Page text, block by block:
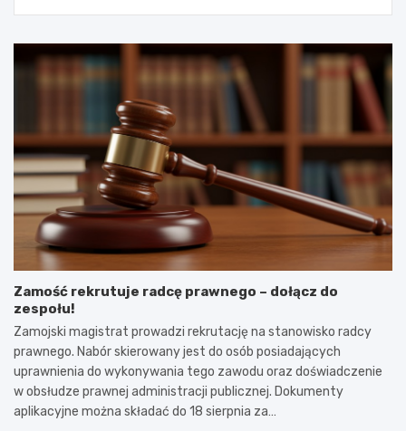
Zamość rekrutuje radcę prawnego – dołącz do
zespołu!
Zamojski magistrat prowadzi rekrutację na stanowisko radcy
prawnego. Nabór skierowany jest do osób posiadających
uprawnienia do wykonywania tego zawodu oraz doświadczenie
w obsłudze prawnej administracji publicznej. Dokumenty
aplikacyjne można składać do 18 sierpnia za…